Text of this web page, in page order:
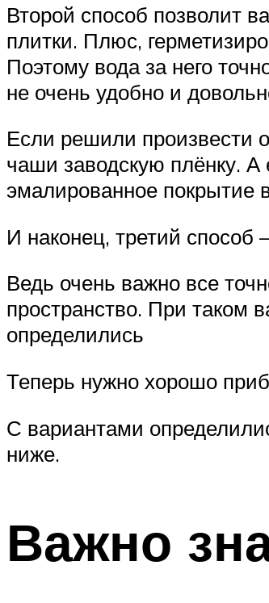
Второй способ позволит
плитки. Плюс,
Поэтому вода за него
не очень удобно и
Если решили произвести
чаши заводскую плёнку.
эмалированное покрытие
И наконец, третий
Ведь очень важно все
пространство. При таком
определились
Теперь нужно хорошо
С вариантами
ниже.
Важно